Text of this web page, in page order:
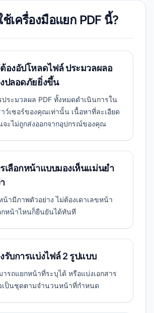
เครื่องมือแยก PDF นี้?
องอัปโหลดไฟล์ ประมวลผลอ
ปลอดภัยยิ่งขึ้น
ประมวลผล PDF ทั้งหมดดำเนินการใน
าว์เซอร์ของคุณเท่านั้น เนื้อหาที่ละเอียด
จะไม่ถูกส่งออกจากอุปกรณ์ของคุณ
เลือกหน้าแบบมองเห็นแม่นยำ
น้ามีภาพตัวอย่าง ไม่ต้องเดาเลขหน้า
กหน้าไหนก็ยืนยันได้ทันที
รับการแบ่งไฟล์ 2 รูปแบบ
ารถแยกหน้าที่ระบุได้ หรือแบ่งเอกสาร
เป็นชุดตามจำนวนหน้าที่กำหนด